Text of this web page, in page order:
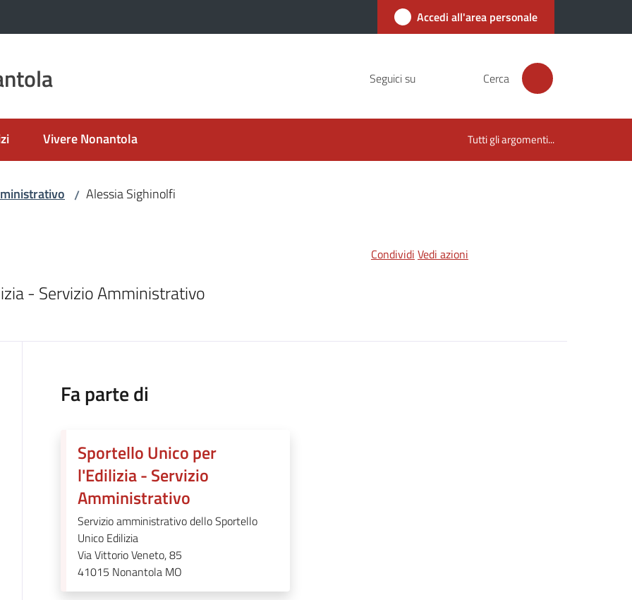
Accedi all'area personale
Seguici su Cerca
Vivere Nonantola Tutti gli argomenti...
/ Alessia Sighinolfi
- Servizio Amministrativo
Condividi Vedi azioni
Fa parte di
Sportello Unico per
l'Edilizia - Servizio
Amministrativo
Servizio amministrativo dello Sportello
Unico Edilizia
Via Vittorio Veneto, 85
41015 Nonantola MO